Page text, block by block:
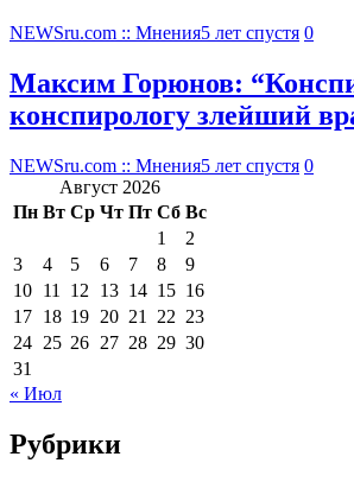
NEWSru.com :: Мнения5 лет спустя 0
Максим Горюнов:
конспирологу злейший
NEWSru.com :: Мнения5 лет спустя 0
Август 2026
Пн Вт Ср Чт Пт Сб Вс
1
2
3
4 5 6 7 8
9
10 11 12 13 14 15 16
17 18 19 20 21 22 23
24 25 26 27 28 29 30
31
« Июл
Рубрики